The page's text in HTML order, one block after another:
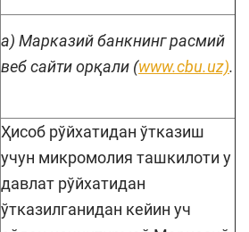
а) Марказий банкнинг расмий
веб сайти орқали (www.cbu.uz).
Ҳисоб рўйхатидан ўтказиш
учун микромолия ташкилоти у
давлат рўйхатидан
ўтказилганидан кейин уч